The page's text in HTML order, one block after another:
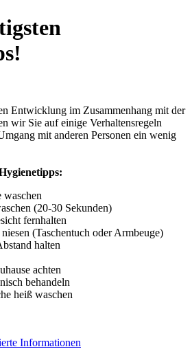
Entwicklung im Zusammenhang mit der
wir Sie auf einige Verhaltensregeln
mit anderen Personen ein wenig
waschen
(20-30 Sekunden)
fernhalten
(Taschentuch oder Armbeuge)
halten
achten
behandeln
heiß waschen
Informationen